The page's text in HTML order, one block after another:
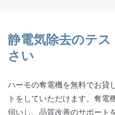
静電気除去のテ
さい
ハーモの奪電機を無料でお貸
トをしていただけます。奪
伺いし、品質改善のサポート